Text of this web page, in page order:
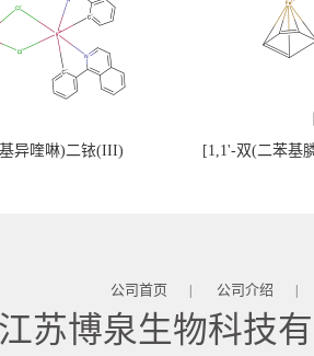
异喹啉)二铱(III) [1,1'-双(二苯基
公司首页 | 公司介绍 |
江苏博泉生物科技